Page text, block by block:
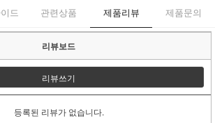
드 관련상품 제품리뷰 제품문의
리뷰보드
리뷰쓰기
등록된 리뷰가 없습니다.